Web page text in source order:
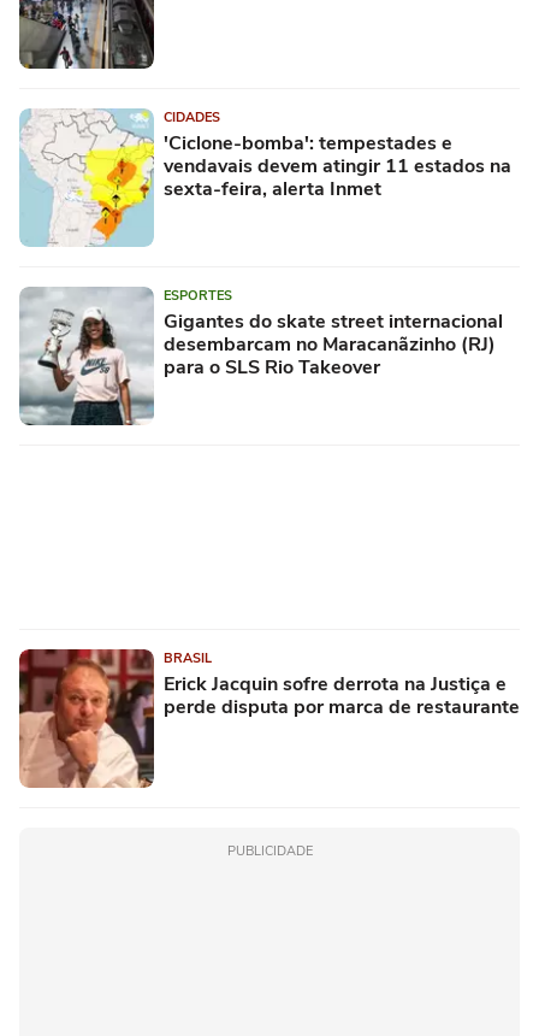
CIDADES
'Ciclone-bomba': tempestades e
vendavais devem atingir 11 estados na
sexta-feira, alerta Inmet
ESPORTES
Gigantes do skate street internacional
desembarcam no Maracanãzinho (RJ)
para o SLS Rio Takeover
BRASIL
Erick Jacquin sofre derrota na Justiça e
perde disputa por marca de restaurante
PUBLICIDADE